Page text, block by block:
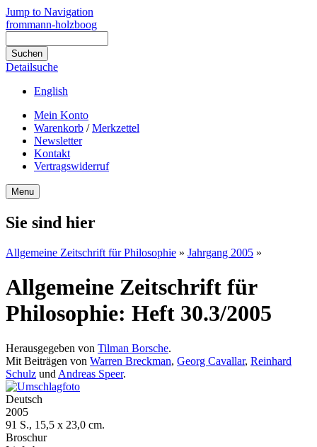
Jump to Navigation
frommann-holzboog
Detailsuche
English
Mein Konto
Warenkorb /Merkzettel
Newsletter
Kontakt
Vertragswiderruf
Menu
Sie sind hier
Allgemeine Zeitschrift für Philosophie » Jahrgang 2005 »
Allgemeine Zeitschrift für
Philosophie: Heft 30.3/2005
Herausgegeben von Tilman Borsche.
Mit Beiträgen von Warren Breckman, Georg Cavallar, Reinhard
Schulz und Andreas Speer.
Deutsch
2005
91 S., 15,5 x 23,0 cm.
Broschur